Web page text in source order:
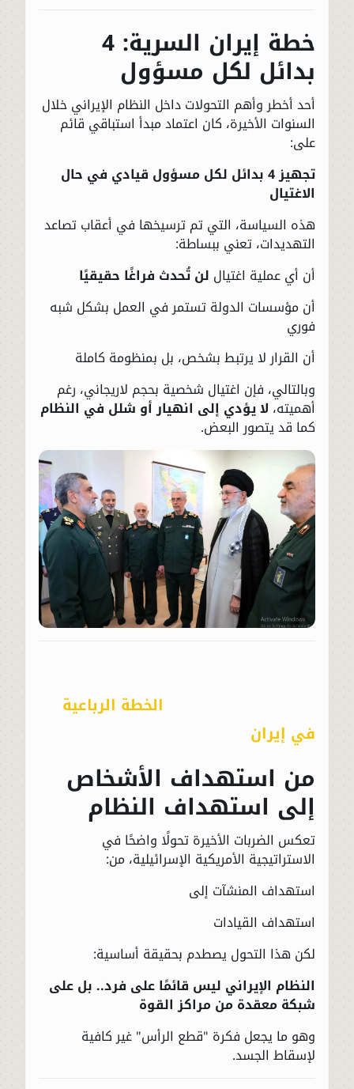
خطة إيران السرية: 4
بدائل لكل مسؤول
أحد أخطر وأهم التحولات داخل النظام الإيراني خلال
السنوات الأخيرة، كان اعتماد مبدأ استباقي قائم
على:
تجهيز 4 بدائل لكل مسؤول قيادي في حال
الاغتيال
هذه السياسة، التي تم ترسيخها في أعقاب تصاعد
التهديدات، تعني ببساطة:
أن أي عملية اغتيال لن تُحدث فراغًا حقيقيًا
أن مؤسسات الدولة تستمر في العمل بشكل شبه
فوري
أن القرار لا يرتبط بشخص، بل بمنظومة كاملة
وبالتالي، فإن اغتيال شخصية بحجم لاريجاني، رغم
أهميته، لا يؤدي إلى انهيار أو شلل في النظام
كما قد يتصور البعض.
الخطة الرباعية
في إيران
من استهداف الأشخاص
إلى استهداف النظام
تعكس الضربات الأخيرة تحولًا واضحًا في
الاستراتيجية الأمريكية الإسرائيلية، من:
استهداف المنشآت إلى
استهداف القيادات
لكن هذا التحول يصطدم بحقيقة أساسية:
النظام الإيراني ليس قائمًا على فرد.. بل على
شبكة معقدة من مراكز القوة
وهو ما يجعل فكرة "قطع الرأس" غير كافية
لإسقاط الجسد.